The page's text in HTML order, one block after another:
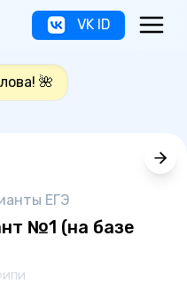
VK ID
🌺
ЕГЭ
№1 (на базе